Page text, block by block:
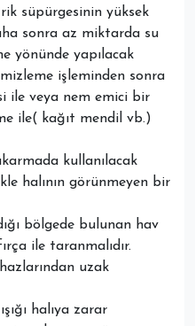
süpürgesinin yüksek
sonra az miktarda su
yönünde yapılacak
işleminden sonra
ile veya nem emici bir
ile( kağıt mendil vb.)
kullanılacak
halının görünmeyen bir
bölgede bulunan hav
ile taranmalıdır.
uzak
halıya zarar